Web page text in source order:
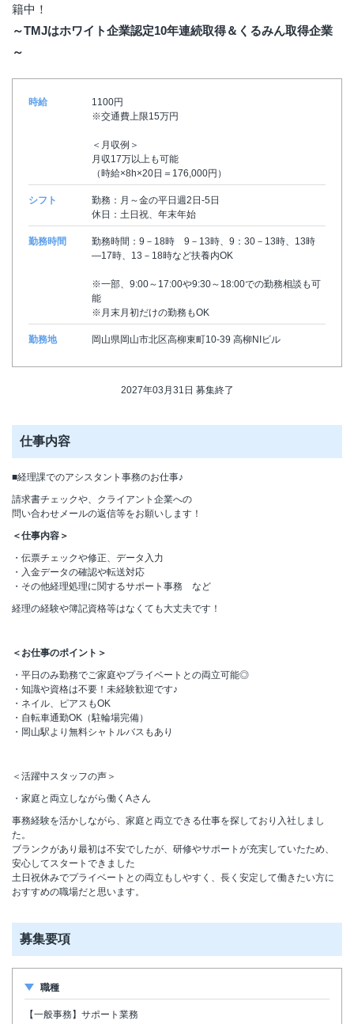
籍中！
～TMJはホワイト企業認定10年連続取得＆くるみん取得企業
～
時給
1100円
※交通費上限15万円
＜月収例＞
月収17万以上も可能
（時給×8h×20日＝176,000円）
シフト
勤務：月～金の平日週2日-5日
休日：土日祝、年末年始
勤務時間
勤務時間：9－18時 9－13時、9：30－13時、13時
―17時、13－18時など扶養内OK
※一部、9:00～17:00や9:30～18:00での勤務相談も可
能
※月末月初だけの勤務もOK
勤務地 岡山県岡山市北区高柳東町10-39 高柳NIビル
2027年03月31日 募集終了
仕事内容
■経理課でのアシスタント事務のお仕事♪
請求書チェックや、クライアント企業への
問い合わせメールの返信等をお願いします！
＜仕事内容＞
・伝票チェックや修正、データ入力
・入金データの確認や転送対応
・その他経理処理に関するサポート事務 など
経理の経験や簿記資格等はなくても大丈夫です！
＜お仕事のポイント＞
・平日のみ勤務でご家庭やプライベートとの両立可能◎
・知識や資格は不要！未経験歓迎です♪
・ネイル、ピアスもOK
・自転車通勤OK（駐輪場完備）
・岡山駅より無料シャトルバスもあり
＜活躍中スタッフの声＞
・家庭と両立しながら働くAさん
事務経験を活かしながら、家庭と両立できる仕事を探しており入社しまし
た。
ブランクがあり最初は不安でしたが、研修やサポートが充実していたため、
安心してスタートできました
土日祝休みでプライベートとの両立もしやすく、長く安定して働きたい方に
おすすめの職場だと思います。
募集要項
職種
【一般事務】サポート業務